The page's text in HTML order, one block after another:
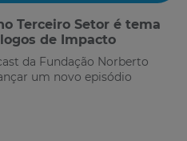
Terceiro Setor é tema
de Impacto
da Fundação Norberto
um novo episódio